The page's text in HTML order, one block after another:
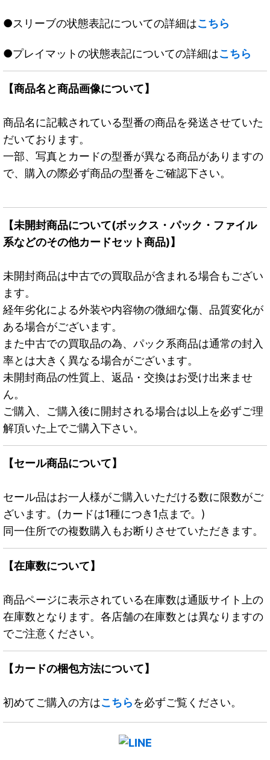
●スリーブの状態表記についての詳細はこちら
●プレイマットの状態表記についての詳細はこちら
【商品名と商品画像について】
商品名に記載されている型番の商品を発送させていた
だいております。
一部、写真とカードの型番が異なる商品がありますの
で、購入の際必ず商品の型番をご確認下さい。
【未開封商品について(ボックス・パック・ファイル
系などのその他カードセット商品)】
未開封商品は中古での買取品が含まれる場合もござい
ます。
経年劣化による外装や内容物の微細な傷、品質変化が
ある場合がございます。
また中古での買取品の為、パック系商品は通常の封入
率とは大きく異なる場合がございます。
未開封商品の性質上、返品・交換はお受け出来ませ
ん。
ご購入、ご購入後に開封される場合は以上を必ずご理
解頂いた上でご購入下さい。
【セール商品について】
セール品はお一人様がご購入いただける数に限数がご
ざいます。(カードは1種につき1点まで。)
同一住所での複数購入もお断りさせていただきます。
【在庫数について】
商品ページに表示されている在庫数は通販サイト上の
在庫数となります。各店舗の在庫数とは異なりますの
でご注意ください。
【カードの梱包方法について】
初めてご購入の方はこちらを必ずご覧ください。